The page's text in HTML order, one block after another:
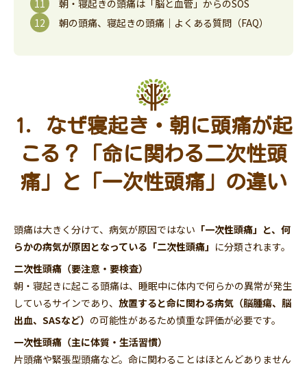
朝・寝起きの頭痛は「脳と血管」からのSOS
朝の頭痛、寝起きの頭痛｜よくある質問（FAQ）
1. なぜ寝起き・朝に頭痛が起
こる？「命に関わる二次性頭
痛」と「一次性頭痛」の違い
頭痛は大きく分けて、病気が原因ではない 「一次性頭痛」と、何
らかの病気が原因となっている「二次性頭痛」 に分類されます。
二次性頭痛（要注意・要検査）
朝・寝起きに起こる頭痛は、睡眠中に体内で何らかの異常が発生
しているサインであり、 放置すると命に関わる病気（脳腫瘍、脳
出血、SASなど） の可能性があるため慎重な評価が必要です。
一次性頭痛（主に体質・生活習慣）
片頭痛や緊張型頭痛など。命に関わることはほとんどありません